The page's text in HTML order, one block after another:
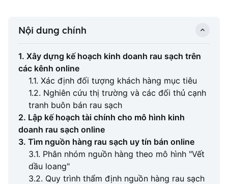
Nội dung chính
1. Xây dựng kế hoạch kinh doanh rau sạch trên
các kênh online
1.1. Xác định đối tượng khách hàng mục tiêu
1.2. Nghiên cứu thị trường và các đối thủ cạnh
tranh buôn bán rau sạch
2. Lập kế hoạch tài chính cho mô hình kinh
doanh rau sạch online
3. Tìm nguồn hàng rau sạch uy tín bán online
3.1. Phân nhóm nguồn hàng theo mô hình "Vết
dầu loang"
3.2. Quy trình thẩm định nguồn hàng rau sạch